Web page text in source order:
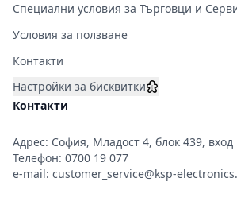
Специални условия за Търговци и
Условия за ползване
Контакти
Настройки за бисквитки
Контакти
Адрес: София, Младост 4, блок 439, вход
Телефон: 0700 19 077
e-mail: customer_service@ksp-